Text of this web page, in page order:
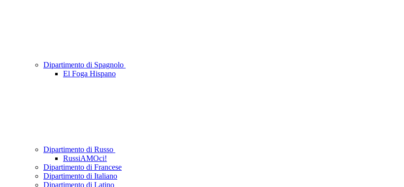
Dipartimento di Spagnolo
El Foga Hispano
Dipartimento di Russo
RussiAMOci!
Dipartimento di Francese
Dipartimento di Italiano
Dipartimento di Latino